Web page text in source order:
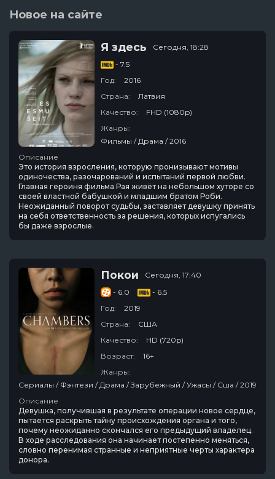
Новое на сайте
Я здесь
Сегодня, 18:28
- 7.5
Год:
2016
Страна:
Латвия
Качество:
FHD (1080p)
Жанры:
Фильмы / Драма / 2016
Описание
Это история взросления, которую пронизывают мотивы
одиночества, разочарований и испытаний первой любви.
Главная героиня фильма Рая живёт на небольшом хуторе со
своей властной бабушкой и младшим братом Роби.
Неожиданный поворот судьбы, заставляет девушку принять
на себя ответственность за решения, которых испугались
бы даже взрослые.
Покои
Сегодня, 17:40
- 6.0
- 6.5
Год:
2019
Страна:
США
Качество:
HD (720p)
Возраст:
16+
Жанры:
Сериалы / Фэнтези / Драма / Зарубежный / Ужасы / Сша / 2019
Описание
Девушка, получившая в результате операции новое сердце,
пытается раскрыть тайну происхождения органа и того,
почему неожиданно скончался его предыдущий владелец.
В ходе расследования она начинает постепенно меняться,
словно перенимая странные и неприятные черты характера
донора.